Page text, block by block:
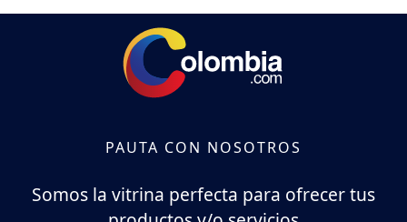
PAUTA CON NOSOTROS
Somos la vitrina perfecta para ofrecer tus